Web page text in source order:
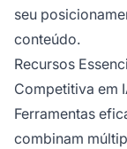
seu
conteúdo.
Recursos
Competitiva em
Ferramentas
combinam